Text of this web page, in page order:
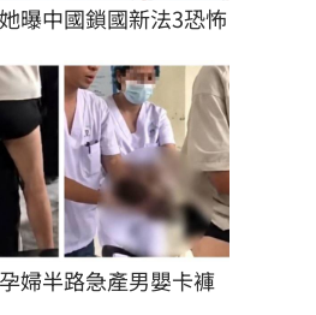
曝中國鎖國新法3恐怖
婦半路急產男嬰卡褲